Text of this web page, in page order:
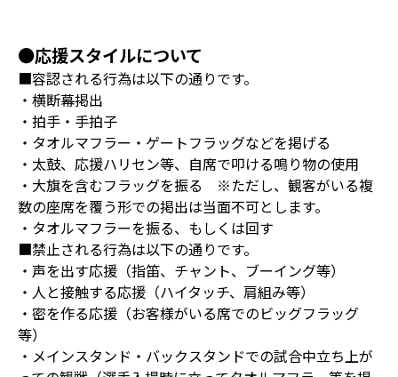
●応援スタイルについて
■容認される行為は以下の通りです。
・横断幕掲出
・拍手・手拍子
・タオルマフラー・ゲートフラッグなどを掲げる
・太鼓、応援ハリセン等、自席で叩ける鳴り物の使用
・大旗を含むフラッグを振る ※ただし、観客がいる複
数の座席を覆う形での掲出は当面不可とします。
・タオルマフラーを振る、もしくは回す
■禁止される行為は以下の通りです。
・声を出す応援（指笛、チャント、ブーイング等）
・人と接触する応援（ハイタッチ、肩組み等）
・密を作る応援（お客様がいる席でのビッグフラッグ
等）
・メインスタンド・バックスタンドでの試合中立ち上が